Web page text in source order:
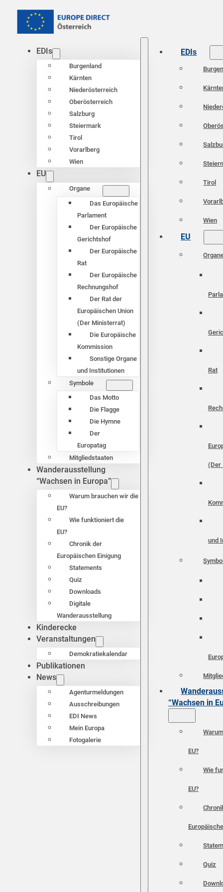
EDIs
Burgenland
Kärnten
Niederösterreich
Oberösterreich
Salzburg
Steiermark
Tirol
Vorarlberg
Wien
EU
Organe
Das Europäische
Parlament
Der Europäische
Gerichtshof
Der Europäische
Rat
Der Europäische
Rechnungshof
Der Rat der
Europäischen Union
(Der Ministerrat)
Die Europäische
Kommission
Sonstige Organe
und Institutionen
Symbole
Das Motto
Die Flagge
Die Hymne
Der
Europatag
Mitgliedstaaten
Wanderausstellung
“Wachsen in Europa”
Warum brauchen wir die
EU?
Wie funktioniert die
EU?
Chronik der
Europäischen Einigung
Statements
Quiz
Downloads
Digitale
Wanderausstellung
Kinderecke
Veranstaltungen
Demokratiekalendar
Publikationen
News
Agenturmeldungen
Ausschreibungen
EDI News
Mein Europa
Fotogalerie
EDIs
Tirol
Wien
EU
Rat
(Der
und
“Wachsen in
EU?
Wie
EU?
Quiz